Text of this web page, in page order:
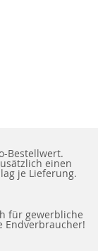
Bestellwert.
einen
je Lieferung.
für gewerbliche
Endverbraucher!